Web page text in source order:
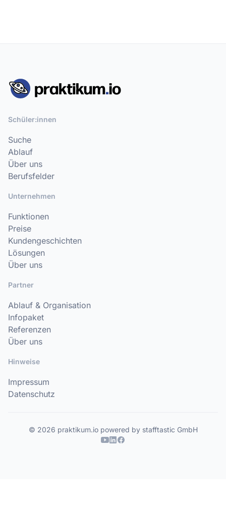
Schüler:innen
Suche
Ablauf
Über uns
Berufsfelder
Unternehmen
Funktionen
Preise
Kundengeschichten
Lösungen
Über uns
Partner
Ablauf & Organisation
Infopaket
Referenzen
Über uns
Hinweise
Impressum
Datenschutz
© 2026 praktikum.io powered by stafftastic GmbH